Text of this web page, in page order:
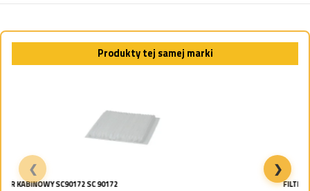
Produkty tej samej marki
FILTR PALIWA SN40679 SN 40679
❮ ❯